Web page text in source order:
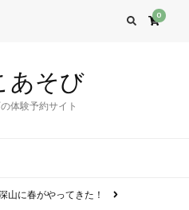
0
あそび
体験予約サイト
山に春がやってきた！